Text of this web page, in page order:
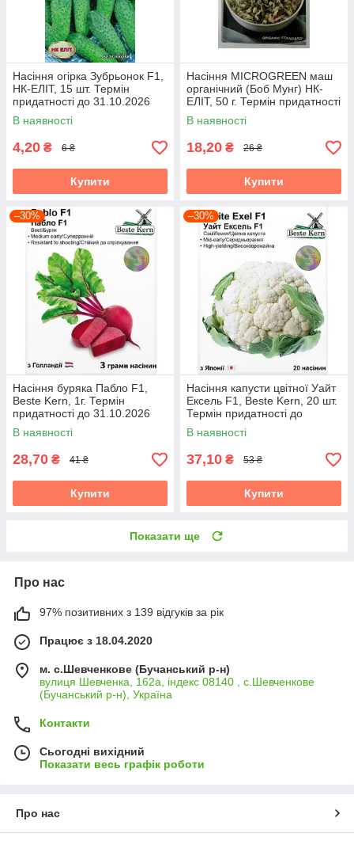
Насіння огірка Зубрьонок F1,
НК-ЕЛІТ, 15 шт. Термін
придатності до 31.10.2026
В наявності
4,20 ₴ 6 ₴
Купити
Насіння MICROGREEN маш
органічний (Боб Мунг) НК-
ЕЛІТ, 50 г. Термін придатності
до 31.10.2026
В наявності
18,20 ₴ 26 ₴
Купити
–30%
Насіння буряка Пабло F1,
Beste Kern, 1г. Термін
придатності до 31.10.2026
В наявності
28,70 ₴ 41 ₴
Купити
–30%
Насіння капусти цвітної Уайт
Ексель F1, Beste Kern, 20 шт.
Термін придатності до
31.10.2026
В наявності
37,10 ₴ 53 ₴
Купити
Показати ще
Про нас
97% позитивних з 139 відгуків за рік
Працює з 18.04.2020
м. с.Шевченкове (Бучанський р-н)
вулиця Шевченка, 162а, індекс 08140 , с.Шевченкове
(Бучанський р-н), Україна
Контакти
Сьогодні вихідний
Показати весь графік роботи
Про нас